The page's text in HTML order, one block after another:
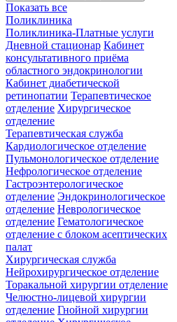
Показать все
Поликлиника
Поликлиника-Платные услуги
Дневной стационар Кабинет
консультативного приёма
областного эндокринологии
Кабинет диабетической
ретинопатии Терапевтическое
отделение Хирургическое
отделение
Терапевтическая служба
Кардиологическое отделение
Пульмонологическое отделение
Нефрологическое отделение
Гастроэнтерологическое
отделение Эндокринологическое
отделение Неврологическое
отделение Гематологическое
отделение c блоком асептических
палат
Хирургическая служба
Нейрохирургическое отделение
Торакальной хирургии отделение
Челюстно-лицевой хирургии
отделение Гнойной хирургии